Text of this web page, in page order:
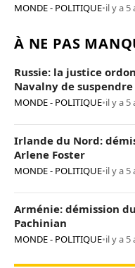
MONDE - POLITIQUE•il y a 5
À NE PAS
Russie: la justice
Navalny de
MONDE - POLITIQUE•il y a 5
Irlande du Nord:
Arlene Foster
MONDE - POLITIQUE•il y a 5
Arménie: démission
Pachinian
MONDE - POLITIQUE•il y a 5